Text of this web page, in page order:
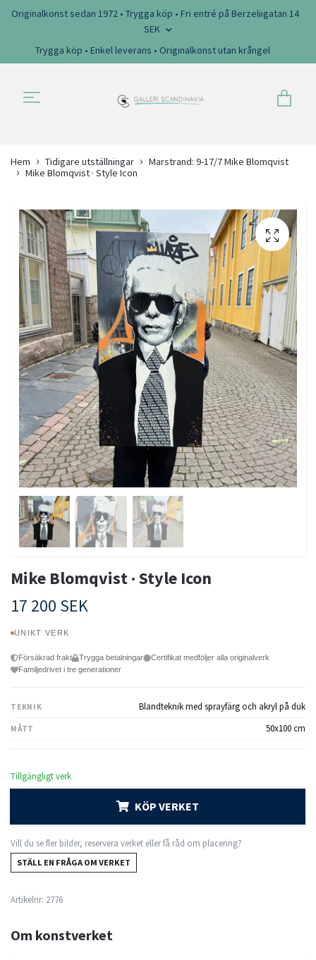
Originalkonst sedan 1972 • Trygga köp • Fri entré på Berzeliigatan 14
SEK
Trygga köp • Enkel leverans • Originalkonst utan krångel
Hem Tidigare utställningar
Marstrand: 9-17/7 Mike Blomqvist
Mike Blomqvist · Style Icon
Mike Blomqvist · Style Icon
17 200 SEK
UNIKT VERK
Försäkrad frakt Trygga betalningar
Certifikat medföljer alla originalverk
Familjedrivet i tre generationer
TEKNIK Blandteknik med sprayfärg och akryl på duk
MÅTT 50x100 cm
Tillgängligt verk
KÖP VERKET
Vill du se fler bilder, reservera verket eller få råd om placering?
STÄLL EN FRÅGA OM VERKET
Artikelnr: 2776
Om konstverket